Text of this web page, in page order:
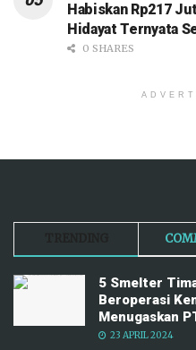
Habiskan Rp217
Hidayat Ternyata
0 SHARES
5 Smelter
Beroperasi
Menugaskan
23 APRIL 2024